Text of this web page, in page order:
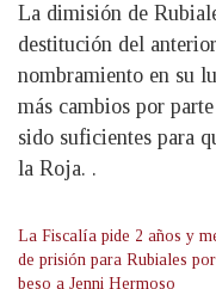
La dimisión de
destitución del
nombramiento en su
más cambios por
sido suficientes para
la Roja. .
La Fiscalía pide 2 años y
de prisión para Rubiales
beso a Jenni Hermoso